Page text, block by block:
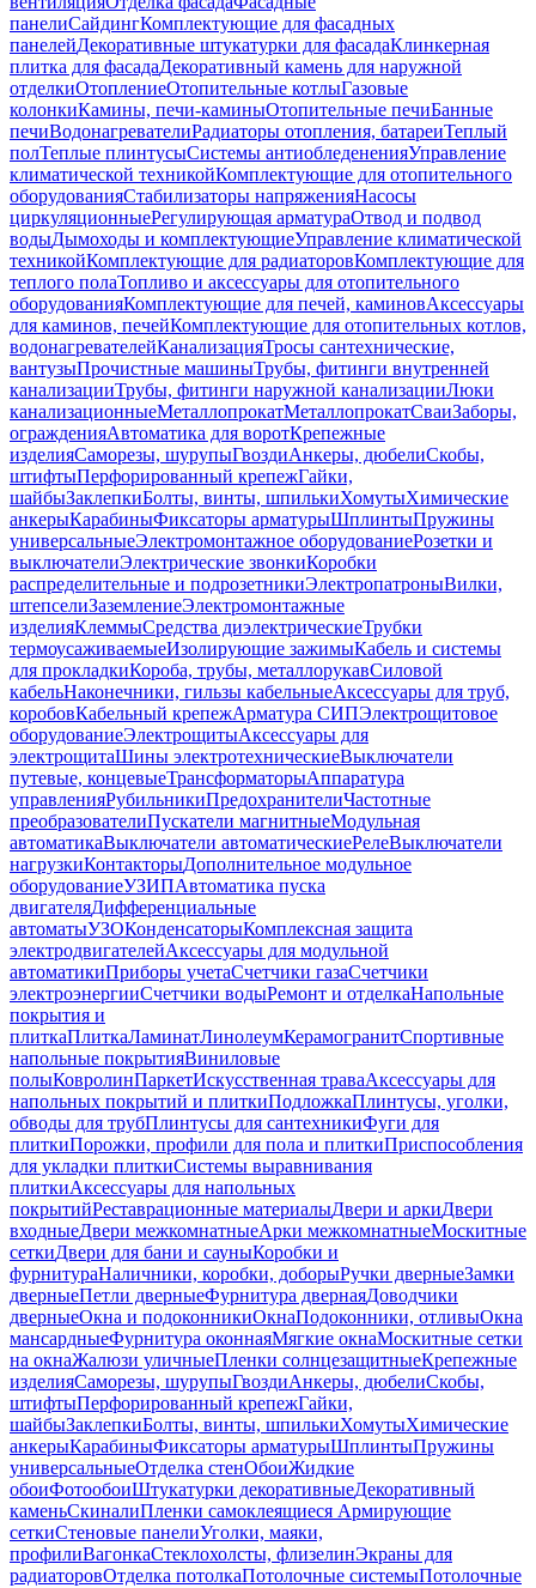
панелиСайдингКомплектующие для фасадных
панелейДекоративные штукатурки для фасадаКлинкерная
плитка для фасадаДекоративный камень для наружной
отделкиОтоплениеОтопительные котлыГазовые
колонкиКамины, печи-каминыОтопительные печиБанные
печиВодонагревателиРадиаторы отопления, батареиТеплый
полТеплые плинтусыСистемы антиобледененияУправление
климатической техникойКомплектующие для отопительного
оборудованияСтабилизаторы напряженияНасосы
циркуляционныеРегулирующая арматураОтвод и подвод
водыДымоходы и комплектующиеУправление климатической
техникойКомплектующие для радиаторовКомплектующие для
теплого полаТопливо и аксессуары для отопительного
оборудованияКомплектующие для печей, каминовАксессуары
для каминов, печейКомплектующие для отопительных котлов,
водонагревателейКанализацияТросы сантехнические,
вантузыПрочистные машиныТрубы, фитинги внутренней
канализацииТрубы, фитинги наружной канализацииЛюки
канализационныеМеталлопрокатМеталлопрокатСваиЗаборы,
огражденияАвтоматика для воротКрепежные
изделияСаморезы, шурупыГвоздиАнкеры, дюбелиСкобы,
штифтыПерфорированный крепежГайки,
шайбыЗаклепкиБолты, винты, шпилькиХомутыХимические
анкерыКарабиныФиксаторы арматурыШплинтыПружины
универсальныеЭлектромонтажное оборудованиеРозетки и
выключателиЭлектрические звонкиКоробки
распределительные и подрозетникиЭлектропатроныВилки,
штепселиЗаземлениеЭлектромонтажные
изделияКлеммыСредства диэлектрическиеТрубки
термоусаживаемыеИзолирующие зажимыКабель и системы
для прокладкиКороба, трубы, металлорукавСиловой
кабельНаконечники, гильзы кабельныеАксессуары для труб,
коробовКабельный крепежАрматура СИПЭлектрощитовое
оборудованиеЭлектрощитыАксессуары для
электрощитаШины электротехническиеВыключатели
путевые, концевыеТрансформаторыАппаратура
управленияРубильникиПредохранителиЧастотные
преобразователиПускатели магнитныеМодульная
автоматикаВыключатели автоматическиеРелеВыключатели
нагрузкиКонтакторыДополнительное модульное
оборудованиеУЗИПАвтоматика пуска
двигателяДифференциальные
автоматыУЗОКонденсаторыКомплексная защита
электродвигателейАксессуары для модульной
автоматикиПриборы учетаСчетчики газаСчетчики
электроэнергииСчетчики водыРемонт и отделкаНапольные
покрытия и
плиткаПлиткаЛаминатЛинолеумКерамогранитСпортивные
напольные покрытияВиниловые
полыКовролинПаркетИскусственная траваАксессуары для
напольных покрытий и плиткиПодложкаПлинтусы, уголки,
обводы для трубПлинтусы для сантехникиФуги для
плиткиПорожки, профили для пола и плиткиПриспособления
для укладки плиткиСистемы выравнивания
плиткиАксессуары для напольных
покрытийРеставрационные материалыДвери и аркиДвери
входныеДвери межкомнатныеАрки межкомнатныеМоскитные
сеткиДвери для бани и сауныКоробки и
фурнитураНаличники, коробки, доборыРучки дверныеЗамки
дверныеПетли дверныеФурнитура двернаяДоводчики
дверныеОкна и подоконникиОкнаПодоконники, отливыОкна
мансардныеФурнитура оконнаяМягкие окнаМоскитные сетки
на окнаЖалюзи уличныеПленки солнцезащитныеКрепежные
изделияСаморезы, шурупыГвоздиАнкеры, дюбелиСкобы,
штифтыПерфорированный крепежГайки,
шайбыЗаклепкиБолты, винты, шпилькиХомутыХимические
анкерыКарабиныФиксаторы арматурыШплинтыПружины
универсальныеОтделка стенОбоиЖидкие
обоиФотообоиШтукатурки декоративныеДекоративный
каменьСкиналиПленки самоклеящиеся Армирующие
сеткиСтеновые панелиУголки, маяки,
профилиВагонкаСтеклохолсты, флизелинЭкраны для
радиаторовОтделка потолкаПотолочные системыПотолочные